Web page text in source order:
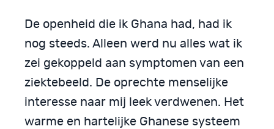
De openheid die ik Ghana had, had ik
nog steeds. Alleen werd nu alles wat ik
zei gekoppeld aan symptomen van een
ziektebeeld. De oprechte menselijke
interesse naar mij leek verdwenen. Het
warme en hartelijke Ghanese systeem